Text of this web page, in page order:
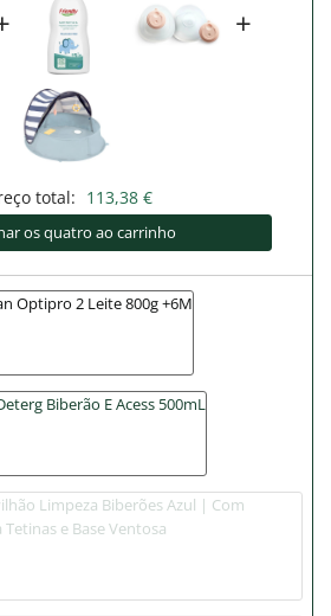
+
total: 113,38 €
os quatro ao carrinho
Optipro 2 Leite 800g +6M
Biberão E Acess 500mL
Limpeza Biberões Azul | Com
e Base Ventosa